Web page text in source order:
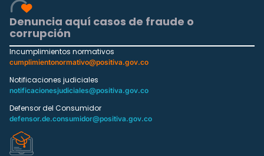
Denuncia aquí casos de fraude o
corrupción
Incumplimientos normativos
cumplimientonormativo@positiva.gov.co
Notificaciones judiciales
notificacionesjudiciales@positiva.gov.co
Defensor del Consumidor
defensor.de.consumidor@positiva.gov.co